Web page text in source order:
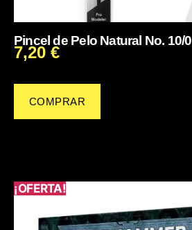
Pincel de Pelo Natural No. 10/0
7,20 €
COMPRAR
¡OFERTA!